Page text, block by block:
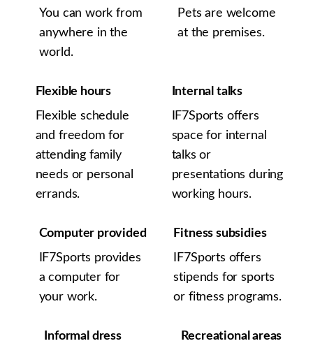
You can work from
anywhere in the
world.
Pets are welcome
at the premises.
Flexible hours
Flexible schedule
and freedom for
attending family
needs or personal
errands.
Internal talks
IF7Sports offers
space for internal
talks or
presentations during
working hours.
Computer provided
IF7Sports provides
a computer for
your work.
Fitness subsidies
IF7Sports offers
stipends for sports
or fitness programs.
Informal dress
Recreational areas